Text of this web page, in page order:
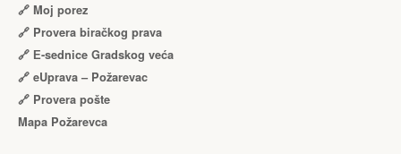
🔗 Moj porez
🔗 Provera biračkog prava
🔗 Е-sednice Gradskog veća
🔗 eUprava – Požarevac
🔗 Provera pošte
Mapa Požarevca